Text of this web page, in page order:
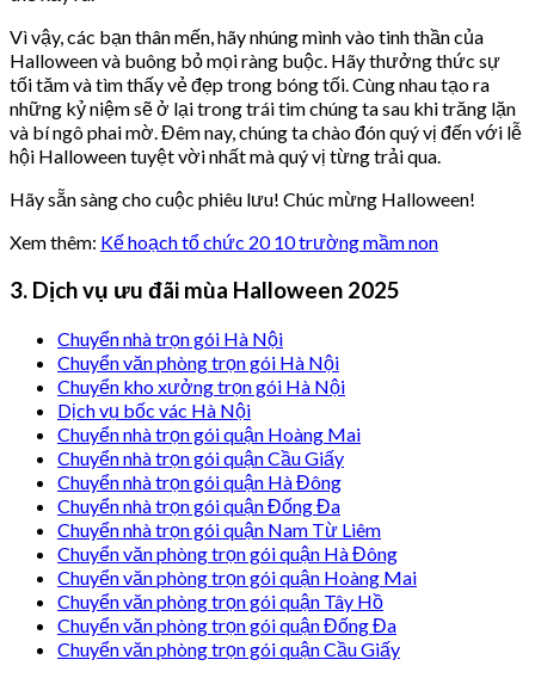
Vì vậy, các bạn thân mến, hãy nhúng mình vào tinh thần của
Halloween và buông bỏ mọi ràng buộc. Hãy thưởng thức sự
tối tăm và tìm thấy vẻ đẹp trong bóng tối. Cùng nhau tạo ra
những kỷ niệm sẽ ở lại trong trái tim chúng ta sau khi trăng lặn
và bí ngô phai mờ. Đêm nay, chúng ta chào đón quý vị đến với lễ
hội Halloween tuyệt vời nhất mà quý vị từng trải qua.
Hãy sẵn sàng cho cuộc phiêu lưu! Chúc mừng Halloween!
Xem thêm: Kế hoạch tổ chức 20 10 trường mầm non
3. Dịch vụ ưu đãi mùa Halloween 2025
Chuyển nhà trọn gói Hà Nội
Chuyển văn phòng trọn gói Hà Nội
Chuyển kho xưởng trọn gói Hà Nội
Dịch vụ bốc vác Hà Nội
Chuyển nhà trọn gói quận Hoàng Mai
Chuyển nhà trọn gói quận Cầu Giấy
Chuyển nhà trọn gói quận Hà Đông
Chuyển nhà trọn gói quận Đống Đa
Chuyển nhà trọn gói quận Nam Từ Liêm
Chuyển văn phòng trọn gói quận Hà Đông
Chuyển văn phòng trọn gói quận Hoàng Mai
Chuyển văn phòng trọn gói quận Tây Hồ
Chuyển văn phòng trọn gói quận Đống Đa
Chuyển văn phòng trọn gói quận Cầu Giấy